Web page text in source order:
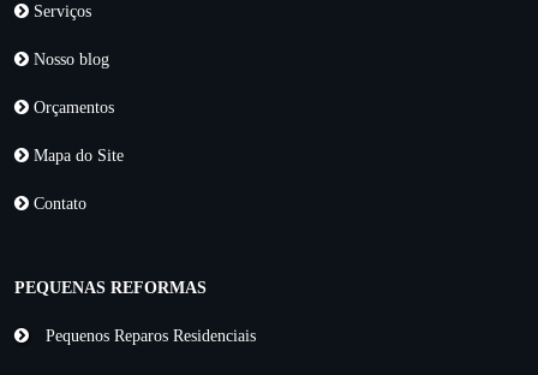
Serviços
Nosso blog
Orçamentos
Mapa do Site
Contato
PEQUENAS REFORMAS
Pequenos Reparos Residenciais